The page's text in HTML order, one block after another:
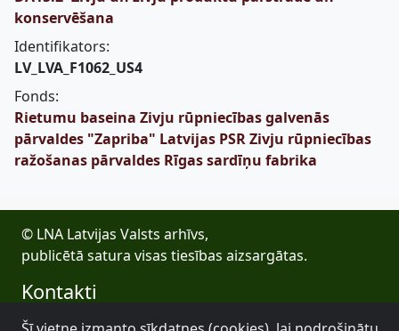
konservēšana
Identifikators:
LV_LVA_F1062_US4
Fonds:
Rietumu baseina Zivju rūpniecības galvenās
pārvaldes "Zapriba" Latvijas PSR Zivju rūpniecības
ražošanas pārvaldes Rīgas sardīņu fabrika
© LNA Latvijas Valsts arhīvs,
publicētā satura visas tiesības aizsargātas.
Kontakti
E-pasts: lva@arhivi.gov.lv